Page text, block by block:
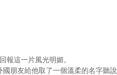
報這一片風光明媚。
國朋友給他取了一個溫柔的名字聽說